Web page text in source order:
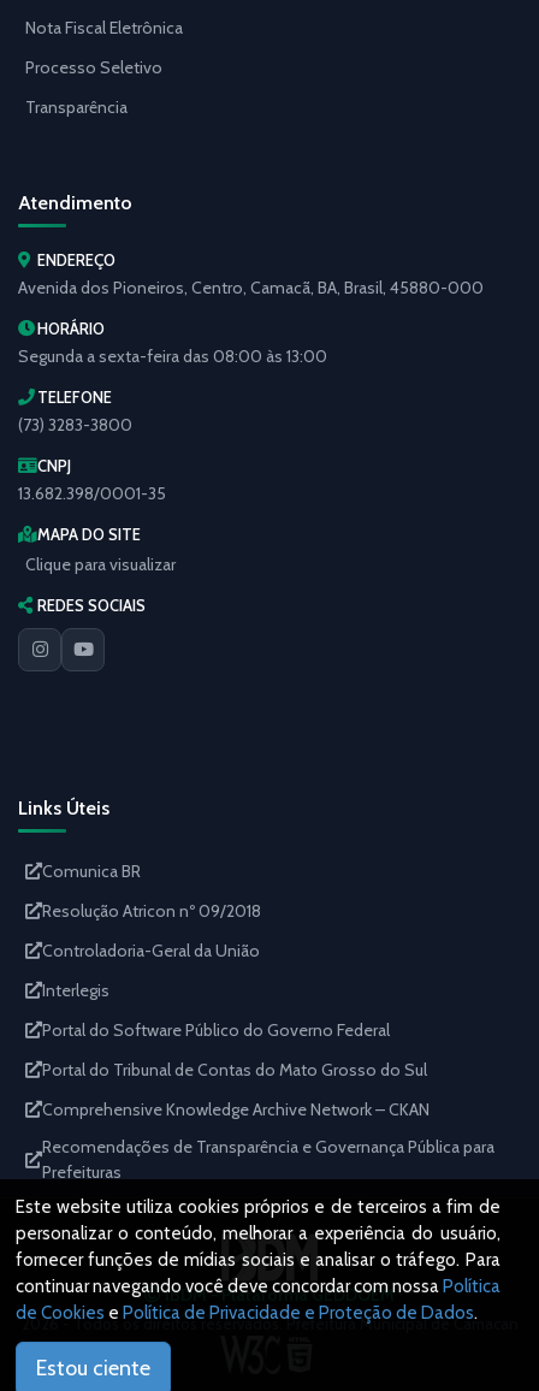
Nota Fiscal Eletrônica
Processo Seletivo
Transparência
Atendimento
ENDEREÇO
Avenida dos Pioneiros, Centro, Camacã, BA, Brasil, 45880-000
HORÁRIO
Segunda a sexta-feira das 08:00 às 13:00
TELEFONE
(73) 3283-3800
CNPJ
13.682.398/0001-35
MAPA DO SITE
Clique para visualizar
REDES SOCIAIS
Links Úteis
Comunica BR
Resolução Atricon nº 09/2018
Controladoria-Geral da União
Interlegis
Portal do Software Público do Governo Federal
Portal do Tribunal de Contas do Mato Grosso do Sul
Comprehensive Knowledge Archive Network – CKAN
Recomendações de Transparência e Governança Pública para
Prefeituras
IBDM - Plataforma GEDDOEM
2026 - Todos os direitos reservados. Prefeitura Municipal de Camacan
Este website utiliza cookies próprios e de terceiros a fim de
personalizar o conteúdo, melhorar a experiência do usuário,
fornecer funções de mídias sociais e analisar o tráfego. Para
continuar navegando você deve concordar com nossaPolítica
de Cookies e Política de Privacidade e Proteção de Dados.
Estou ciente